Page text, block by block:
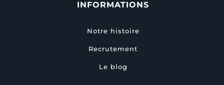
INFORMATIONS
Notre histoire
Recrutement
Le blog